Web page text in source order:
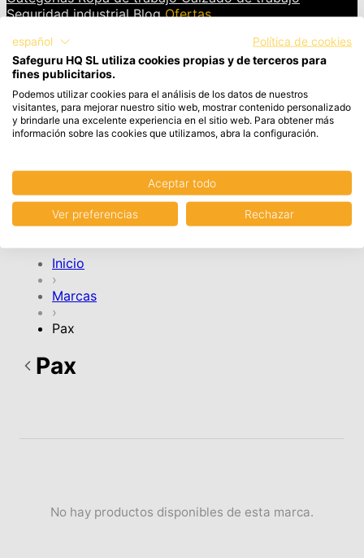
Seguridad industrial Blog Ofertas
INICIAR SESIÓN
Cesta
Artículos en el carrito, Ver carrito
Tu cesta de la compra está vacía.
CONTINUAR COMPRA
Inicio
›
Marcas
›
Pax
Pax
No hay productos disponibles de esta marca.
español
Política de cookies
Safeguru HQ SL utiliza cookies propias y de terceros para
fines publicitarios.
Podemos utilizar cookies para el análisis de los datos de nuestros
visitantes, para mejorar nuestro sitio web, mostrar contenido personalizado
y brindarle una excelente experiencia en el sitio web. Para obtener más
información sobre las cookies que utilizamos, abra la configuración.
Aceptar todo
Ver preferencias Rechazar